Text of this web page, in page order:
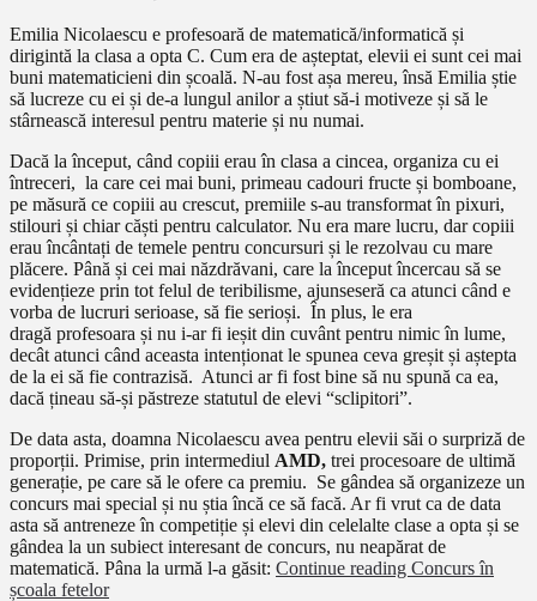
Emilia Nicolaescu e profesoară de matematică/informatică și
dirigintă la clasa a opta C. Cum era de așteptat, elevii ei sunt cei mai
buni matematicieni din școală. N-au fost așa mereu, însă Emilia știe
să lucreze cu ei și de-a lungul anilor a știut să-i motiveze și să le
stârnească interesul pentru materie și nu numai.
Dacă la început, când copiii erau în clasa a cincea, organiza cu ei
întreceri, la care cei mai buni, primeau cadouri fructe și bomboane,
pe măsură ce copiii au crescut, premiile s-au transformat în pixuri,
stilouri și chiar căști pentru calculator. Nu era mare lucru, dar copiii
erau încântați de temele pentru concursuri și le rezolvau cu mare
plăcere. Până și cei mai năzdrăvani, care la început încercau să se
evidențieze prin tot felul de teribilisme, ajunseseră ca atunci când e
vorba de lucruri serioase, să fie serioși. În plus, le era
dragă profesoara și nu i-ar fi ieșit din cuvânt pentru nimic în lume,
decât atunci când aceasta intenționat le spunea ceva greșit și aștepta
de la ei să fie contrazisă. Atunci ar fi fost bine să nu spună ca ea,
dacă țineau să-și păstreze statutul de elevi “sclipitori”.
De data asta, doamna Nicolaescu avea pentru elevii săi o surpriză de
proporții. Primise, prin intermediul AMD, trei procesoare de ultimă
generație, pe care să le ofere ca premiu. Se gândea să organizeze un
concurs mai special și nu știa încă ce să facă. Ar fi vrut ca de data
asta să antreneze în competiție și elevi din celelalte clase a opta și se
gândea la un subiect interesant de concurs, nu neapărat de
matematică. Pâna la urmă l-a găsit: Continue reading Concurs în
școala fetelor